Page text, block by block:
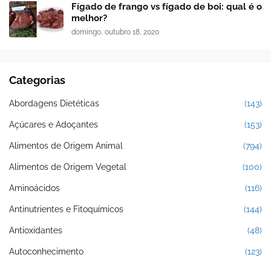
Fígado de frango vs fígado de boi: qual é o
melhor?
domingo, outubro 18, 2020
Categorias
Abordagens Dietéticas (143)
Açúcares e Adoçantes (153)
Alimentos de Origem Animal (794)
Alimentos de Origem Vegetal (100)
Aminoácidos (116)
Antinutrientes e Fitoquímicos (144)
Antioxidantes (48)
Autoconhecimento (123)